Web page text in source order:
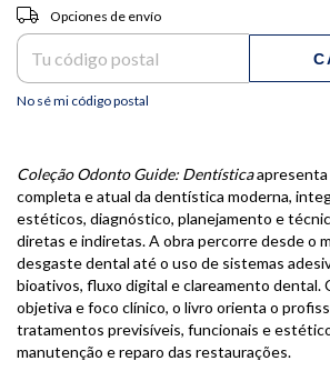
Entregas para el CP:
Opciones de envío
No sé mi código postal
Coleção Odonto Guide: Dentísticaapresenta
completa e atual da dentística moderna,
estéticos, diagnóstico, planejamento e
diretas e indiretas. A obra percorre desde o
desgaste dental até o uso de sistemas
bioativos, fluxo digital e clareamento dental.
objetiva e foco clínico, o livro orienta o
tratamentos previsíveis, funcionais e
manutenção e reparo das restaurações.